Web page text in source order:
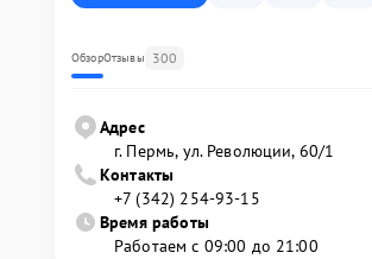
ОбзорОтзывы 300
Адрес
г. Пермь, ул. ​Революции, 60/1
Контакты
+7 (342) 254-93-15
Время работы
Работаем с 09:00 до 21:00